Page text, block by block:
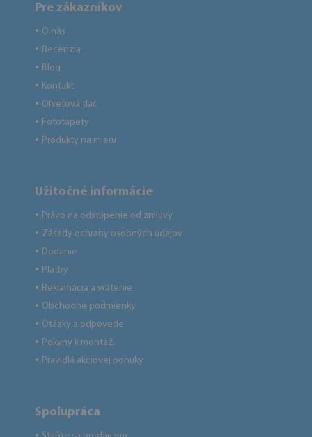
Pre zákazníkov
● O nás
● Recenzia
● Blog
● Kontakt
● Ofsetová tlač
● Fototapety
● Produkty na mieru
Užitočné informácie
● Právo na odstúpenie od zmluvy
● Zásady ochrany osobných údajov
● Dodanie
● Platby
● Reklamácia a vrátenie
● Obchodné podmienky
● Otázky a odpovede
● Pokyny k montáži
● Pravidlá akciovej ponuky
Spolupráca
●